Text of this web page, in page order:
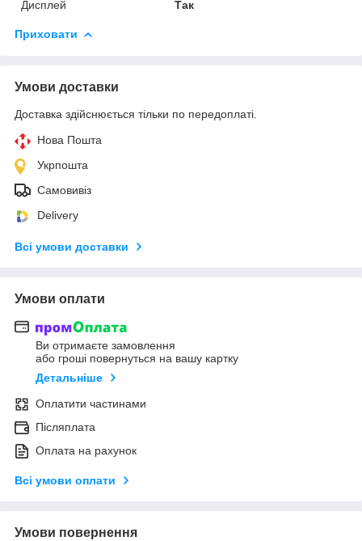
Дисплей
Так
Приховати
Умови доставки
Доставка здійснюється тільки по передоплаті.
Нова Пошта
Укрпошта
Самовивіз
Delivery
Всі умови доставки
Умови оплати
Ви отримаєте замовлення
або гроші повернуться на вашу картку
Детальніше
Оплатити частинами
Післяплата
Оплата на рахунок
Всі умови оплати
Умови повернення